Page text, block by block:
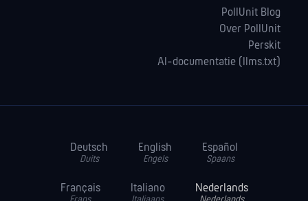
PollUnit Blog
Over PollUnit
Perskit
AI-documentatie (llms.txt)
Deutsch
Duits
English
Engels
Español
Spaans
Français Italiano Nederlands